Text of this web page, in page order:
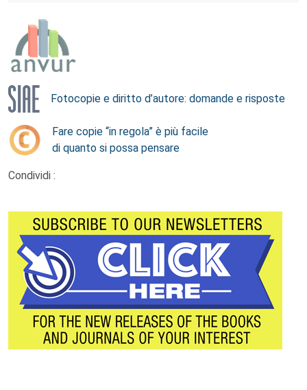
Fotocopie e diritto d’autore: domande e risposte
Fare copie “in regola” è più facile
di quanto si possa pensare
Condividi :